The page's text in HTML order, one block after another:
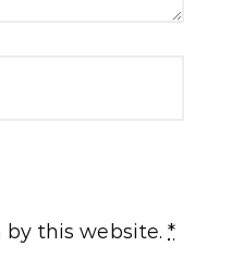
by this website.*